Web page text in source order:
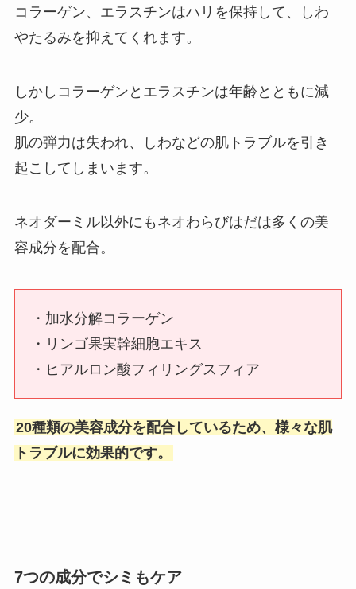
コラーゲン、エラスチンはハリを保持して、しわ
やたるみを抑えてくれます。
しかしコラーゲンとエラスチンは年齢とともに減
少。
肌の弾力は失われ、しわなどの肌トラブルを引き
起こしてしまいます。
ネオダーミル以外にもネオわらびはだは多くの美
容成分を配合。
・加水分解コラーゲン
・リンゴ果実幹細胞エキス
・ヒアルロン酸フィリングスフィア
20種類の美容成分を配合しているため、様々な肌
トラブルに効果的です。
7つの成分でシミもケア